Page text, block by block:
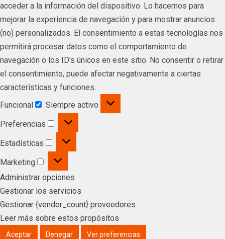
acceder a la información del dispositivo. Lo hacemos para
mejorar la experiencia de navegación y para mostrar anuncios
(no) personalizados. El consentimiento a estas tecnologías nos
permitirá procesar datos como el comportamiento de
navegación o los ID's únicos en este sitio. No consentir o retirar
el consentimiento, puede afectar negativamente a ciertas
características y funciones.
Funcional
Siempre activo
Preferencias
Estadísticas
Marketing
Administrar opciones
Gestionar los servicios
Gestionar {vendor_count} proveedores
Leer más sobre estos propósitos
Aceptar Denegar Ver preferencias